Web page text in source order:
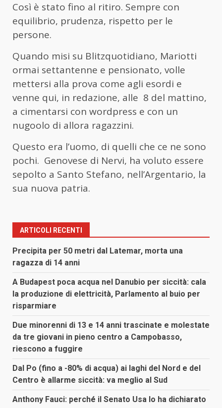
Così è stato fino al ritiro. Sempre con
equilibrio, prudenza, rispetto per le
persone.
Quando misi su Blitzquotidiano, Mariotti
ormai settantenne e pensionato, volle
mettersi alla prova come agli esordi e
venne qui, in redazione, alle 8 del mattino,
a cimentarsi con wordpress e con un
nugoolo di allora ragazzini.
Questo era l’uomo, di quelli che ce ne sono
pochi. Genovese di Nervi, ha voluto essere
sepolto a Santo Stefano, nell’Argentario, la
sua nuova patria.
ARTICOLI RECENTI
Precipita per 50 metri dal Latemar, morta una
ragazza di 14 anni
A Budapest poca acqua nel Danubio per siccità: cala
la produzione di elettricità, Parlamento al buio per
risparmiare
Due minorenni di 13 e 14 anni trascinate e molestate
da tre giovani in pieno centro a Campobasso,
riescono a fuggire
Dal Po (fino a -80% di acqua) ai laghi del Nord e del
Centro è allarme siccità: va meglio al Sud
Anthony Fauci: perché il Senato Usa lo ha dichiarato